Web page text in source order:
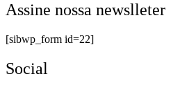
Assine nossa newslleter
[sibwp_form id=22]
Social